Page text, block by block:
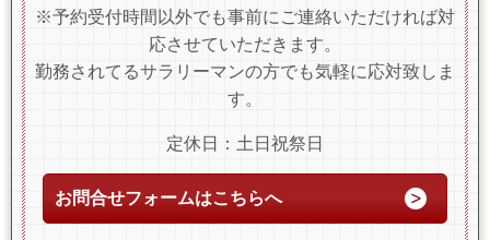
※予約受付時間以外でも事前にご連絡いただければ対
応させていただきます。
勤務されてるサラリーマンの方でも気軽に応対致しま
す。
定休日：土日祝祭日
お問合せフォームはこちらへ